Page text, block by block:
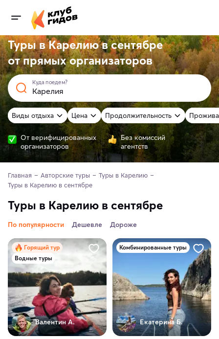
Туры в Карелию в сентябре
отпрямыхорганизаторов
Куда поедем?
Виды отдыха Цена Продолжительность
От верифицированных
организаторов
Без комиссий
агентств
Главная Авторские туры
Туры в Карелию
Туры в Карелию в сентябре
Туры в Карелию в сентябре
По популярности Дешевле Дороже
Горящий тур
Водные туры
Валентин А.
Комбинированные туры
Екатерина Б.